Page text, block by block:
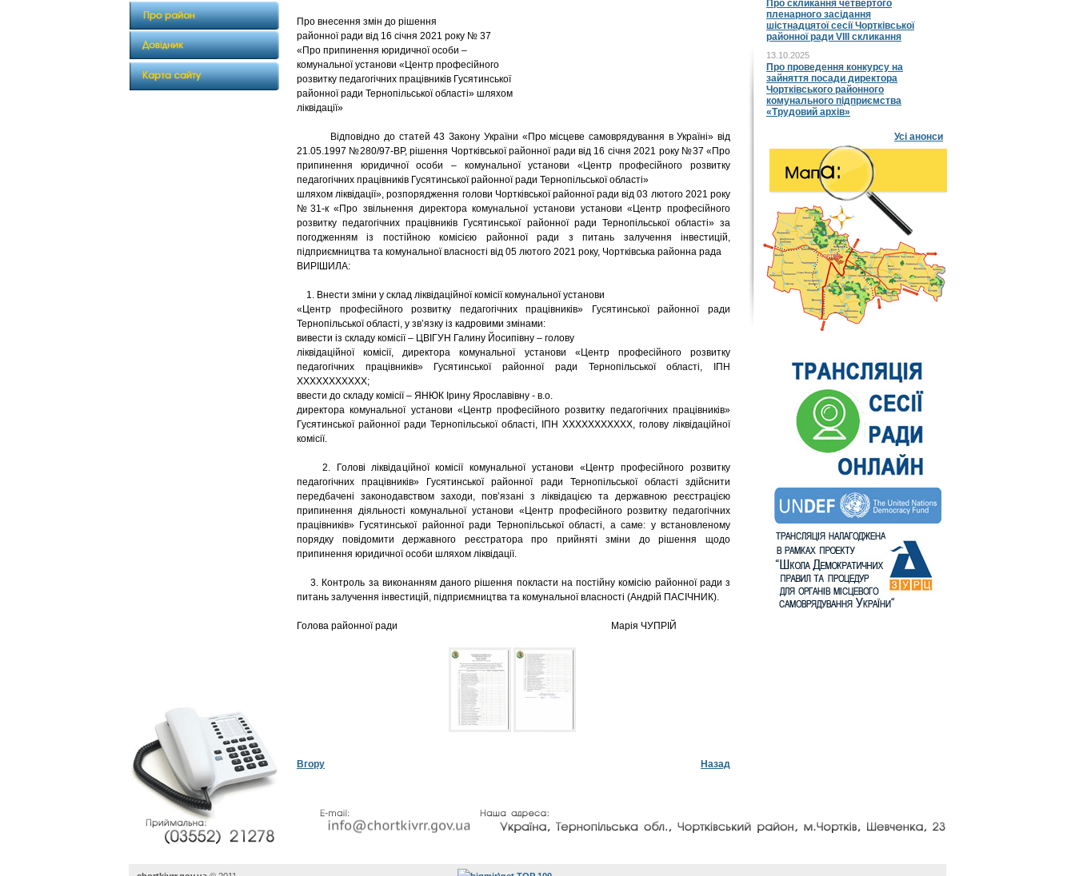
Про внесення змін до рішення
районної ради від 16 січня 2021 року № 37
«Про припинення юридичної особи –
комунальної установи «Центр професійного
розвитку педагогічних працівників Гусятинської
районної ради Тернопільської області» шляхом
ліквідації»
Відповідно до статей 43 Закону України «Про місцеве самоврядування в Україні» від
21.05.1997 №280/97-ВР, рішення Чортківської районної ради від 16 січня 2021 року №37 «Про
припинення юридичної особи – комунальної установи «Центр професійного розвитку
педагогічних працівників Гусятинської районної ради Тернопільської області»
шляхом ліквідації», розпорядження голови Чортківської районної ради від 03 лютого 2021 року
№31-к «Про звільнення директора комунальної установи установи «Центр професійного
розвитку педагогічних працівників Гусятинської районної ради Тернопільської області» за
погодженням із постійною комісією районної ради з питань залучення інвестицій,
підприємництва та комунальної власності від 05 лютого 2021 року, Чортківська районна рада
ВИРІШИЛА:
1. Внести зміни у склад ліквідаційної комісії комунальної установи
«Центр професійного розвитку педагогічних працівників» Гусятинської районної ради
Тернопільської області, у зв’язку із кадровими змінами:
вивести із складу комісії – ЦВІГУН Галину Йосипівну – голову
ліквідаційної комісії, директора комунальної установи «Центр професійного розвитку
педагогічних працівників» Гусятинської районної ради Тернопільської області, ІПН
XXXXXXXXXXX;
ввести до складу комісії – ЯНЮК Ірину Ярославівну - в.о.
директора комунальної установи «Центр професійного розвитку педагогічних працівників»
Гусятинської районної ради Тернопільської області, ІПН XXXXXXXXXXX, голову ліквідаційної
комісії.
2. Голові ліквідаційної комісії комунальної установи «Центр професійного розвитку
педагогічних працівників» Гусятинської районної ради Тернопільської області здійснити
передбачені законодавством заходи, пов’язані з ліквідацією та державною реєстрацією
припинення діяльності комунальної установи «Центр професійного розвитку педагогічних
працівників» Гусятинської районної ради Тернопільської області, а саме: у встановленому
порядку повідомити державного реєстратора про прийняті зміни до рішення щодо
припинення юридичної особи шляхом ліквідації.
3. Контроль за виконанням даного рішення покласти на постійну комісію районної ради з
питань залучення інвестицій, підприємництва та комунальної власності (Андрій ПАСІЧНИК).
Голова районної ради Марія ЧУПРІЙ
Вгору Назад
Про скликання четвертого
пленарного засідання
шістнадцятої сесії Чортківської
районної ради VIII скликання
13.10.2025
Про проведення конкурсу на
зайняття посади директора
Чортківського районного
комунального підприємства
«Трудовий архів»
Усі анонси